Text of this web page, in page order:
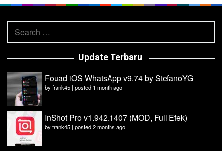
Search
for:
Update Terbaru
Fouad iOS WhatsApp v9.74 by StefanoYG
byfrank45 | posted 1 month ago
InShot Pro v1.942.1407 (MOD, Full Efek)
byfrank45 | posted 2 months ago